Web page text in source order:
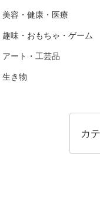
美容・健康・医療
趣味・おもちゃ・ゲーム
アート・工芸品
生き物
カ